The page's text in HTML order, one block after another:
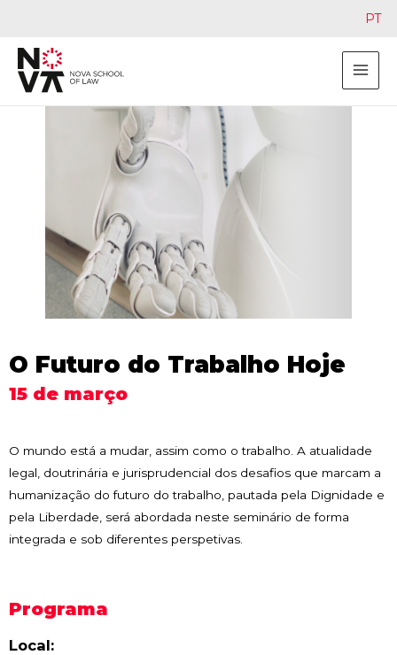
O Futuro do Trabalho Hoje
15 de março
O mundo está a mudar, assim como o trabalho. A atualidade
legal, doutrinária e jurisprudencial dos desafios que marcam a
humanização do futuro do trabalho, pautada pela Dignidade e
pela Liberdade, será abordada neste seminário de forma
integrada e sob diferentes perspetivas.
Programa
Local:
PT